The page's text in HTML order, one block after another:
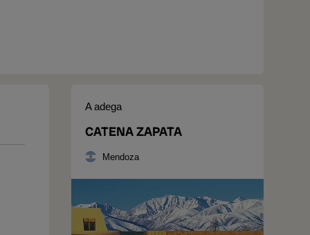
A adega
CATENA ZAPATA
Mendoza